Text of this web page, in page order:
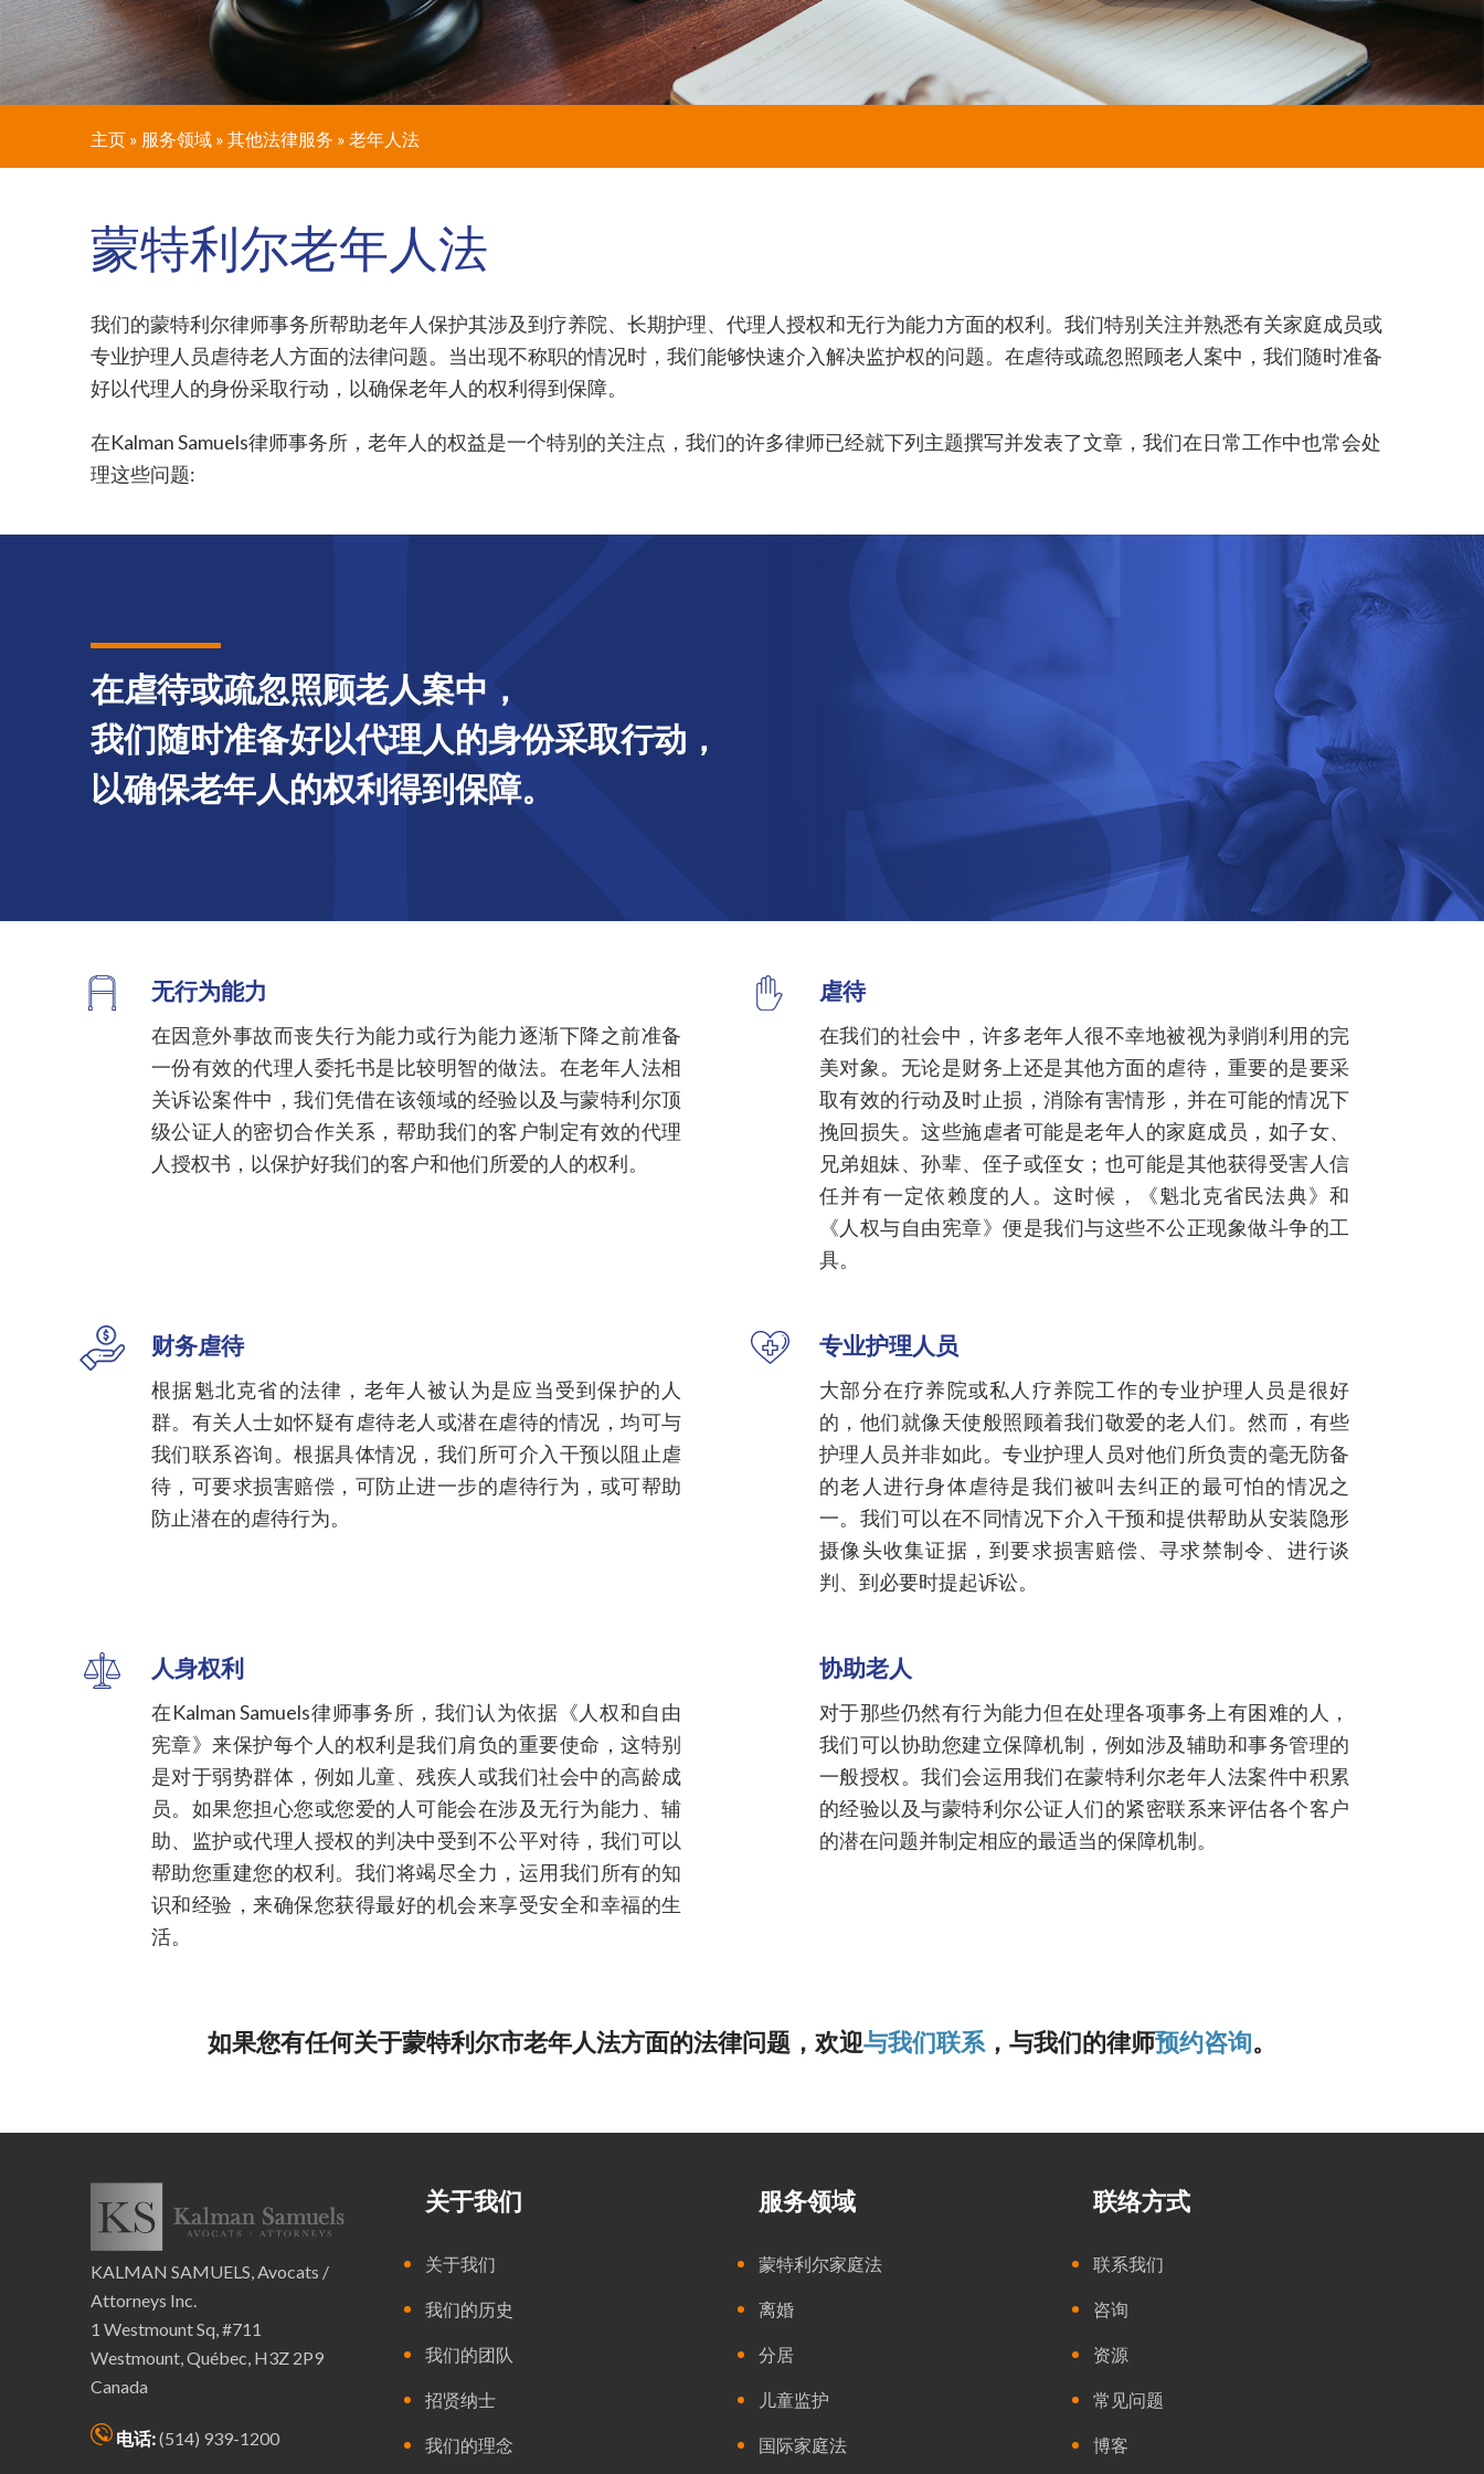
主页 » 服务领域 » 其他法律服务 » 老年人法
蒙特利尔老年人法
我们的蒙特利尔律师事务所帮助老年人保护其涉及到疗养院、长期护理、代理人授权和无行为能力方面的权利。我们特别关注并熟悉有关家庭成员或
专业护理人员虐待老人方面的法律问题。当出现不称职的情况时，我们能够快速介入解决监护权的问题。在虐待或疏忽照顾老人案中，我们随时准备
好以代理人的身份采取行动，以确保老年人的权利得到保障。
在Kalman Samuels律师事务所，老年人的权益是一个特别的关注点，我们的许多律师已经就下列主题撰写并发表了文章，我们在日常工作中也常会处
理这些问题:
在虐待或疏忽照顾老人案中，
我们随时准备好以代理人的身份采取行动，
以确保老年人的权利得到保障。
无行为能力
在因意外事故而丧失行为能力或行为能力逐渐下降之前准备
一份有效的代理人委托书是比较明智的做法。在老年人法相
关诉讼案件中，我们凭借在该领域的经验以及与蒙特利尔顶
级公证人的密切合作关系，帮助我们的客户制定有效的代理
人授权书，以保护好我们的客户和他们所爱的人的权利。
虐待
在我们的社会中，许多老年人很不幸地被视为剥削利用的完
美对象。无论是财务上还是其他方面的虐待，重要的是要采
取有效的行动及时止损，消除有害情形，并在可能的情况下
挽回损失。这些施虐者可能是老年人的家庭成员，如子女、
兄弟姐妹、孙辈、侄子或侄女；也可能是其他获得受害人信
任并有一定依赖度的人。这时候，《魁北克省民法典》和
《人权与自由宪章》便是我们与这些不公正现象做斗争的工
具。
财务虐待
根据魁北克省的法律，老年人被认为是应当受到保护的人
群。有关人士如怀疑有虐待老人或潜在虐待的情况，均可与
我们联系咨询。根据具体情况，我们所可介入干预以阻止虐
待，可要求损害赔偿，可防止进一步的虐待行为，或可帮助
防止潜在的虐待行为。
专业护理人员
大部分在疗养院或私人疗养院工作的专业护理人员是很好
的，他们就像天使般照顾着我们敬爱的老人们。然而，有些
护理人员并非如此。专业护理人员对他们所负责的毫无防备
的老人进行身体虐待是我们被叫去纠正的最可怕的情况之
一。我们可以在不同情况下介入干预和提供帮助从安装隐形
摄像头收集证据，到要求损害赔偿、寻求禁制令、进行谈
判、到必要时提起诉讼。
人身权利
在Kalman Samuels律师事务所，我们认为依据《人权和自由
宪章》来保护每个人的权利是我们肩负的重要使命，这特别
是对于弱势群体，例如儿童、残疾人或我们社会中的高龄成
员。如果您担心您或您爱的人可能会在涉及无行为能力、辅
助、监护或代理人授权的判决中受到不公平对待，我们可以
帮助您重建您的权利。我们将竭尽全力，运用我们所有的知
识和经验，来确保您获得最好的机会来享受安全和幸福的生
活。
协助老人
对于那些仍然有行为能力但在处理各项事务上有困难的人，
我们可以协助您建立保障机制，例如涉及辅助和事务管理的
一般授权。我们会运用我们在蒙特利尔老年人法案件中积累
的经验以及与蒙特利尔公证人们的紧密联系来评估各个客户
的潜在问题并制定相应的最适当的保障机制。
如果您有任何关于蒙特利尔市老年人法方面的法律问题，欢迎与我们联系，与我们的律师预约咨询。
KALMAN SAMUELS, Avocats /
Attorneys Inc.
1 Westmount Sq, #711
Westmount, Québec, H3Z 2P9
Canada
电话:(514) 939-1200
关于我们
关于我们
我们的历史
我们的团队
招贤纳士
我们的理念
服务领域
蒙特利尔家庭法
离婚
分居
儿童监护
国际家庭法
联络方式
联系我们
咨询
资源
常见问题
博客